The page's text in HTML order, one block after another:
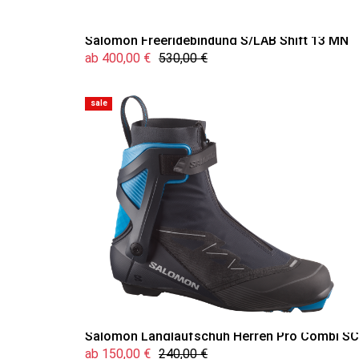
Salomon Freeridebindung S/LAB Shift 13 MN
ab 400,00 € 530,00 €
sale
Salomon Langlaufschuh Herren Pro Combi SC
ab 150,00 € 240,00 €